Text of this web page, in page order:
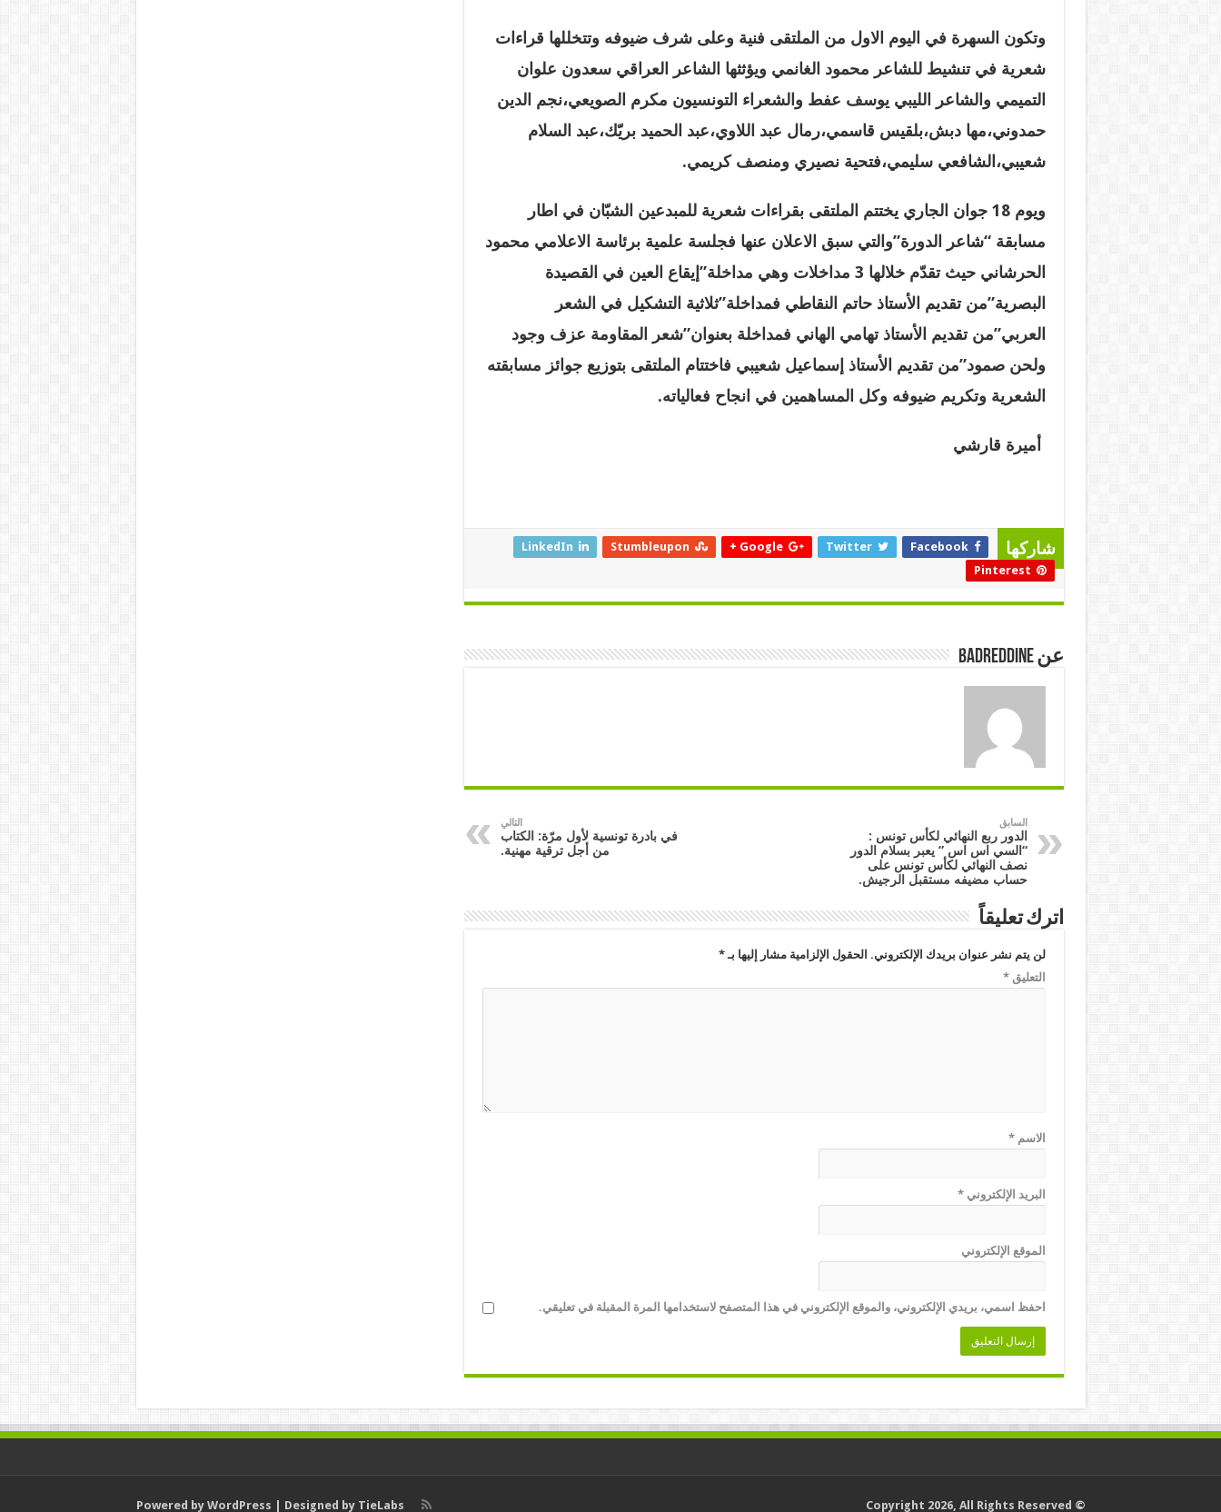
وتكون السهرة في اليوم الاول من الملتقى فنية وعلى شرف ضيوفه وتتخللها قراءات
شعرية في تنشيط للشاعر محمود الغانمي ويؤثثها الشاعر العراقي سعدون علوان
التميمي والشاعر الليبي يوسف عفط والشعراء التونسيون مكرم الصويعي،نجم الدين
حمدوني،مها دبش،بلقيس قاسمي،رمال عبد اللاوي،عبد الحميد بريّك،عبد السلام
شعيبي،الشافعي سليمي،فتحية نصيري ومنصف كريمي.
ويوم 18 جوان الجاري يختتم الملتقى بقراءات شعرية للمبدعين الشبّان في اطار
مسابقة “شاعر الدورة”والتي سبق الاعلان عنها فجلسة علمية برئاسة الاعلامي محمود
الحرشاني حيث تقدّم خلالها 3 مداخلات وهي مداخلة”إيقاع العين في القصيدة
البصرية”من تقديم الأستاذ حاتم النقاطي فمداخلة”ثلاثية التشكيل في الشعر
العربي”من تقديم الأستاذ تهامي الهاني فمداخلة بعنوان”شعر المقاومة عزف وجود
ولحن صمود”من تقديم الأستاذ إسماعيل شعيبي فاختتام الملتقى بتوزيع جوائز مسابقته
الشعرية وتكريم ضيوفه وكل المساهمين في انجاح فعالياته.
أميرة قارشي
شاركها Facebook
Twitter
Google +
Stumbleupon
LinkedIn
Pinterest
عن badreddine
السابق
الدور ربع النهائي لكأس تونس :
“السي اس اس ” يعبر بسلام الدور
نصف النهائي لكأس تونس على
حساب مضيفه مستقبل الرجيش.
التالي
في بادرة تونسية لأول مرّة: الكتاب
من أجل ترقية مهنية.
اترك تعليقاً
لن يتم نشر عنوان بريدك الإلكتروني. الحقول الإلزامية مشار إليها بـ*
التعليق*
الاسم*
البريد الإلكتروني*
الموقع الإلكتروني
احفظ اسمي، بريدي الإلكتروني، والموقع الإلكتروني في هذا المتصفح لاستخدامها المرة المقبلة في تعليقي.
Powered by WordPress | Designed by TieLabs © Copyright 2026, All Rights Reserved